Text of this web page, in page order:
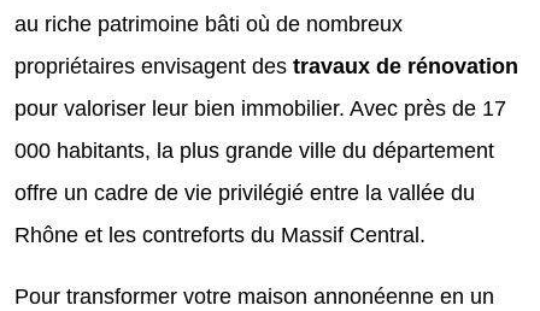
au riche patrimoine bâti où de nombreux
propriétaires envisagent des travaux de rénovation
pour valoriser leur bien immobilier. Avec près de 17
000 habitants, la plus grande ville du département
offre un cadre de vie privilégié entre la vallée du
Rhône et les contreforts du Massif Central.
Pour transformer votre maison annonéenne en un